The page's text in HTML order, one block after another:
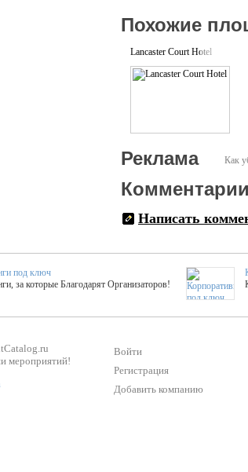
Похожие
Lancaster Court Hotel
Как
Реклама
Комментарии
Написать
под ключ
за которые Благодарят Организаторов!
классы на мероприятие! Гибкие цены!
и Ди
ТОП
мероприятий!
Войти
Регистрация
Добавить компанию